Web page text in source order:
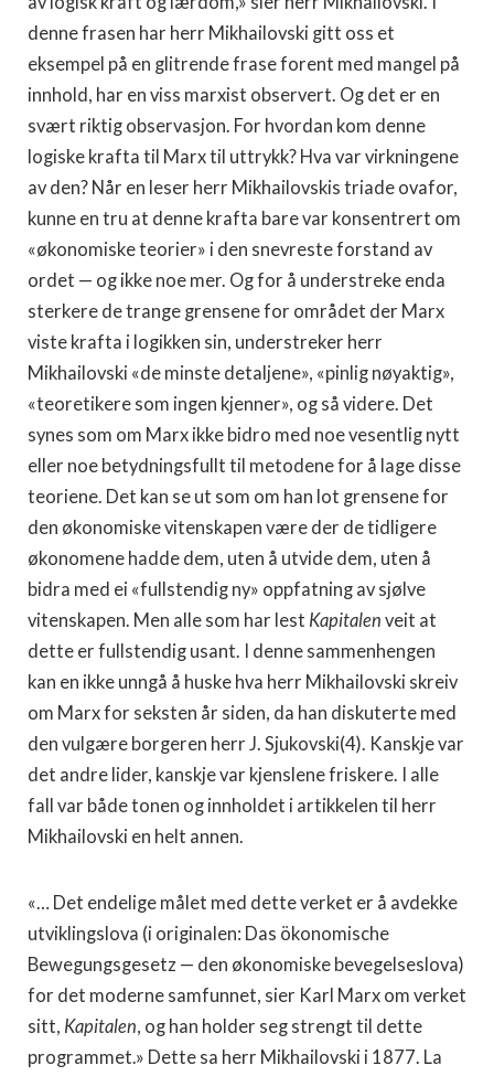
denne frasen har herr Mikhailovski gitt oss et
eksempel på en glitrende frase forent med mangel på
innhold, har en viss marxist observert. Og det er en
svært riktig observasjon. For hvordan kom denne
logiske krafta til Marx til uttrykk? Hva var virkningene
av den? Når en leser herr Mikhailovskis triade ovafor,
kunne en tru at denne krafta bare var konsentrert om
«økonomiske teorier» i den snevreste forstand av
ordet — og ikke noe mer. Og for å understreke enda
sterkere de trange grensene for området der Marx
viste krafta i logikken sin, understreker herr
Mikhailovski «de minste detaljene», «pinlig nøyaktig»,
«teoretikere som ingen kjenner», og så videre. Det
synes som om Marx ikke bidro med noe vesentlig nytt
eller noe betydningsfullt til metodene for å lage disse
teoriene. Det kan se ut som om han lot grensene for
den økonomiske vitenskapen være der de tidligere
økonomene hadde dem, uten å utvide dem, uten å
bidra med ei «fullstendig ny» oppfatning av sjølve
vitenskapen. Men alle som har lest Kapitalen veit at
dette er fullstendig usant. I denne sammenhengen
kan en ikke unngå å huske hva herr Mikhailovski skreiv
om Marx for seksten år siden, da han diskuterte med
den vulgære borgeren herr J. Sjukovski(4). Kanskje var
det andre lider, kanskje var kjenslene friskere. I alle
fall var både tonen og innholdet i artikkelen til herr
Mikhailovski en helt annen.
«… Det endelige målet med dette verket er å avdekke
utviklingslova (i originalen: Das ökonomische
Bewegungsgesetz — den økonomiske bevegelseslova)
for det moderne samfunnet, sier Karl Marx om verket
sitt, Kapitalen, og han holder seg strengt til dette
programmet.» Dette sa herr Mikhailovski i 1877. La